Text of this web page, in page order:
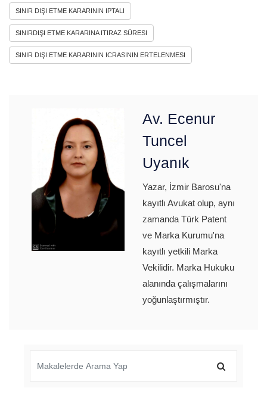
SINIR DIŞI ETME KARARININ IPTALI
SINIRDIŞI ETME KARARINA ITIRAZ SÜRESI
SINIR DIŞI ETME KARARININ ICRASININ ERTELENMESI
Av. Ecenur
Tuncel
Uyanık
Yazar, İzmir Barosu'na
kayıtlı Avukat olup, aynı
zamanda Türk Patent
ve Marka Kurumu'na
kayıtlı yetkili Marka
Vekilidir. Marka Hukuku
alanında çalışmalarını
yoğunlaştırmıştır.